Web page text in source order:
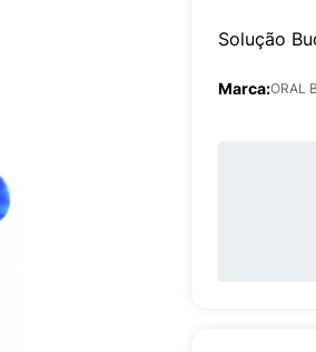
Solução
Marca:ORAL B